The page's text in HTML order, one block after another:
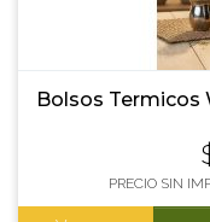
Bolsos Termicos
PRECIO SIN